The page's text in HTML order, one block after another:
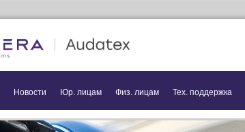
Новости Юр. лицам Физ. лицам Тех. поддержка